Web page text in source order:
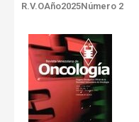
R.V.OAño2025Número 2